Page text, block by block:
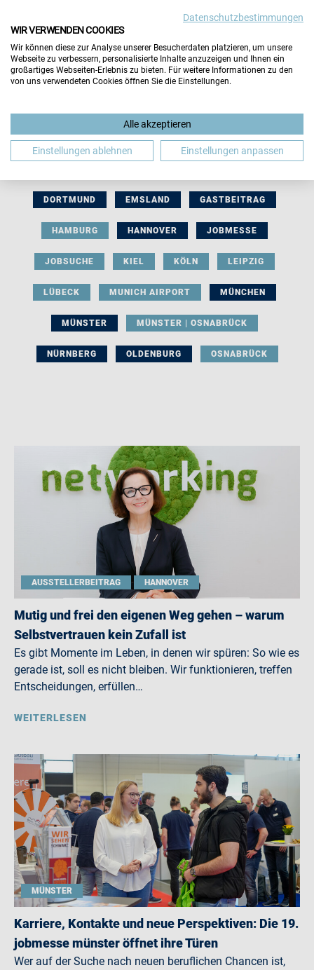
BERUFLICHE ORIENTIERUNG BEWERBUNG
DORTMUND EMSLAND GASTBEITRAG
HAMBURG HANNOVER JOBMESSE
JOBSUCHE KIEL KÖLN LEIPZIG
LÜBECK MUNICH AIRPORT MÜNCHEN
MÜNSTER MÜNSTER | OSNABRÜCK
NÜRNBERG OLDENBURG OSNABRÜCK
AUSSTELLERBEITRAG HANNOVER
Mutig und frei den eigenen Weg gehen – warum
Selbstvertrauen kein Zufall ist
Es gibt Momente im Leben, in denen wir spüren: So wie es
gerade ist, soll es nicht bleiben. Wir funktionieren, treffen
Entscheidungen, erfüllen…
WEITERLESEN
MÜNSTER
Karriere, Kontakte und neue Perspektiven: Die 19.
jobmesse münster öffnet ihre Türen
Wer auf der Suche nach neuen beruflichen Chancen ist,
Datenschutzbestimmungen
WIR VERWENDEN COOKIES
Wir können diese zur Analyse unserer Besucherdaten platzieren, um unsere
Webseite zu verbessern, personalisierte Inhalte anzuzeigen und Ihnen ein
großartiges Webseiten-Erlebnis zu bieten. Für weitere Informationen zu den
von uns verwendeten Cookies öffnen Sie die Einstellungen.
Alle akzeptieren
Einstellungen ablehnen Einstellungen anpassen